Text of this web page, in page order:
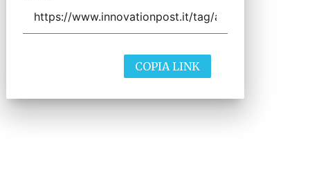
COPIA LINK